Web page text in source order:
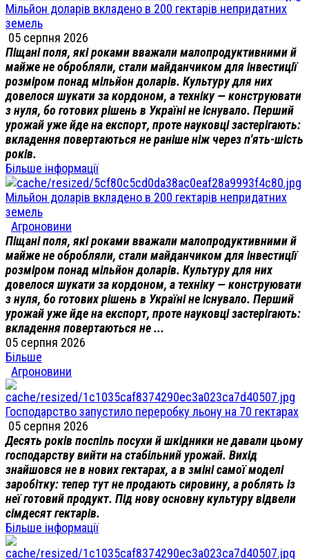
Мільйон доларів вкладено в 200 гектарів непридатних
земель
05 серпня 2026
Піщані поля, які роками вважали малопродуктивними й
майже не обробляли, стали майданчиком для інвестиції
розміром понад мільйон доларів. Культуру для них
довелося шукати за кордоном, а техніку — конструювати
з нуля, бо готових рішень в Україні не існувало. Перший
урожай уже йде на експорт, проте науковці застерігають:
вкладення повертаються не раніше ніж через п'ять-шість
років.
Більше інформації
Мільйон доларів вкладено в 200 гектарів непридатних
земель
Агроновини
Піщані поля, які роками вважали малопродуктивними й
майже не обробляли, стали майданчиком для інвестиції
розміром понад мільйон доларів. Культуру для них
довелося шукати за кордоном, а техніку — конструювати
з нуля, бо готових рішень в Україні не існувало. Перший
урожай уже йде на експорт, проте науковці застерігають:
вкладення повертаються не ...
05 серпня 2026
Більше
Агроновини
Господарство запустило переробку льону на 70 гектарах
05 серпня 2026
Десять років поспіль посухи й шкідники не давали цьому
господарству вийти на стабільний урожай. Вихід
знайшовся не в нових гектарах, а в зміні самої моделі
заробітку: тепер тут не продають сировину, а роблять із
неї готовий продукт. Під нову основну культуру відвели
сімдесят гектарів.
Більше інформації